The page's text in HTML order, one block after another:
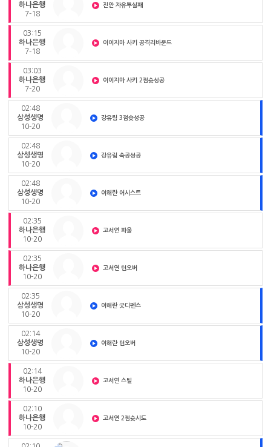
하나은행
7-18
진안 자유투실패
03:15
하나은행
7-18
이이지마 사키 공격리바운드
03:03
하나은행
7-20
이이지마 사키 2점슛성공
02:48
삼성생명
10-20
강유림 3점슛성공
02:48
삼성생명
10-20
강유림 속공성공
02:48
삼성생명
10-20
이해란 어시스트
02:35
하나은행
10-20
고서연 파울
02:35
하나은행
10-20
고서연 턴오버
02:35
삼성생명
10-20
이해란 굿디펜스
02:14
삼성생명
10-20
이해란 턴오버
02:14
하나은행
10-20
고서연 스틸
02:10
하나은행
10-20
고서연 2점슛시도